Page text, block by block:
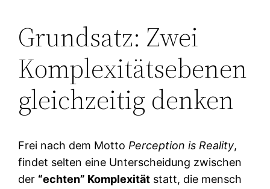
Grundsatz: Zwei
Komplexitätsebenen
gleichzeitig denken
Frei nach dem MottoPerception is Reality,
findet selten eine Unterscheidung zwischen
der “echten” Komplexität statt, die mensch